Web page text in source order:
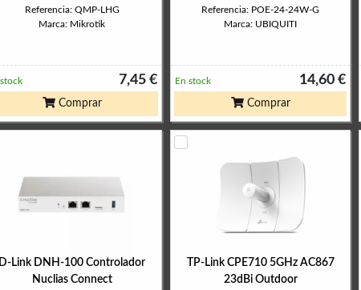
Referencia: QMP-LHG
Marca: Mikrotik
7,45 €
Comprar
Referencia: POE-24-24W-G
Marca: UBIQUITI
14,60 €
En stock
Comprar
D-Link DNH-100 Controlador
Nuclias Connect
TP-Link CPE710 5GHz AC867
23dBi Outdoor